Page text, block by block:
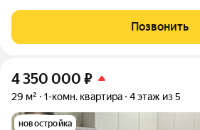
гардеробную, просторная кухня. Дом
сдан, закрытая территория, автономное
Позвонить
4 350 000 ₽
29 м² 1-комн. квартира 4 этаж из 5
новостройка